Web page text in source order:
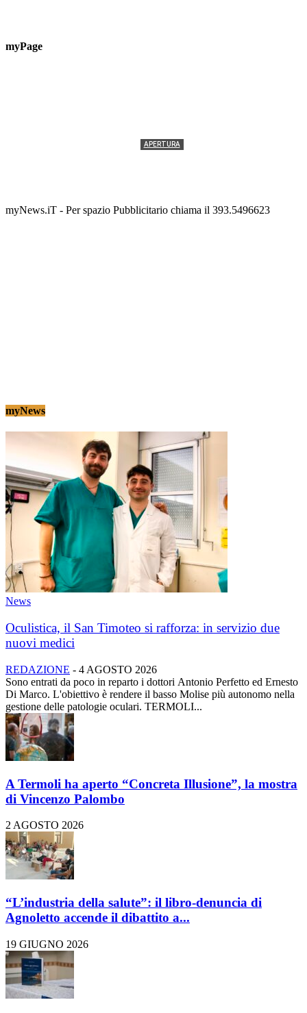
myPage
APERTURA
myNews.iT - Per spazio Pubblicitario chiama il 393.5496623
myNews
News
Oculistica, il San Timoteo si rafforza: in servizio due
nuovi medici
REDAZIONE - 4 AGOSTO 2026
Sono entrati da poco in reparto i dottori Antonio Perfetto ed Ernesto
Di Marco. L'obiettivo è rendere il basso Molise più autonomo nella
gestione delle patologie oculari. TERMOLI...
A Termoli ha aperto “Concreta Illusione”, la mostra
di Vincenzo Palombo
2 AGOSTO 2026
“L’industria della salute”: il libro-denuncia di
Agnoletto accende il dibattito a...
19 GIUGNO 2026